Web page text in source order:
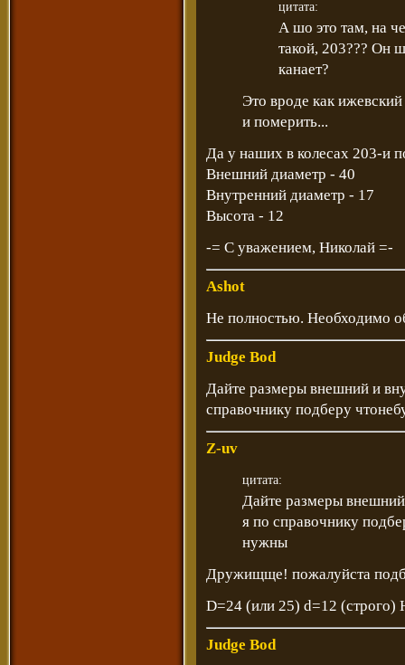
цитата:
А шо это там, на
такой, 203??? Он
канает?
Это вроде как
и померить...
Да у наших в колесах 203-и
Внешний диаметр - 40
Внутренний диаметр - 17
Высота - 12
-= С уважением, Николай =-
Ashot
Не полностью. Необходимо
Judge Bod
Дайте размеры внешний и
справочнику подберу
Z-uv
цитата:
Дайте размеры
я по справочнику
нужны
Дружищще! пожалуйста
D=24 (или 25) d=12 (строго)
Judge Bod